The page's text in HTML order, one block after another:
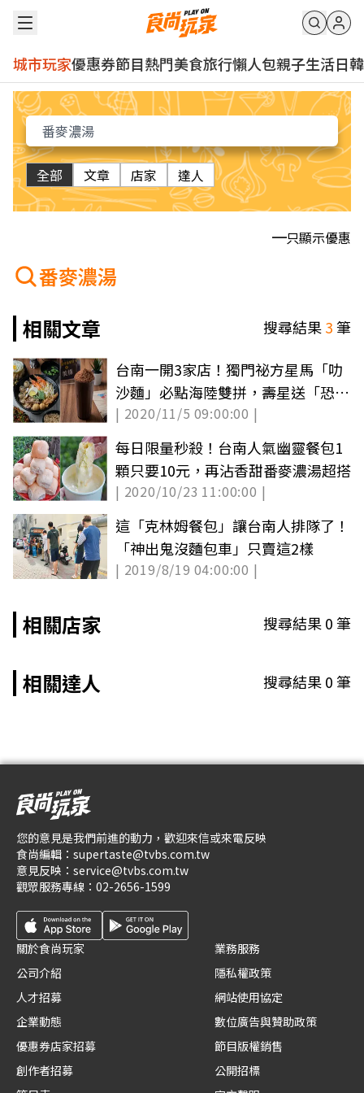
城市玩家優惠券節目熱門美食旅行懶人包親子生活日韓
全部 文章 店家 達人
只顯示優惠
番麥濃湯
相關文章
搜尋結果3筆
台南一開3家店！獨門祕方星馬「叻
沙麵」必點海陸雙拼，壽星送「恐龍
美祿」
| 2020/11/5 09:00:00 |
每日限量秒殺！台南人氣幽靈餐包1
顆只要10元，再沾香甜番麥濃湯超搭
| 2020/10/23 11:00:00 |
這「克林姆餐包」讓台南人排隊了！
「神出鬼沒麵包車」只賣這2樣
| 2019/8/19 04:00:00 |
相關店家 搜尋結果0筆
相關達人 搜尋結果0筆
您的意見是我們前進的動力，歡迎來信或來電反映
食尚編輯： supertaste@tvbs.com.tw
意見反映： service@tvbs.com.tw
觀眾服務專線： 02-2656-1599
關於食尚玩家
公司介紹
人才招募
企業動態
優惠券店家招募
創作者招募
業務服務
隱私權政策
網站使用協定
數位廣告與贊助政策
節目版權銷售
公開招標